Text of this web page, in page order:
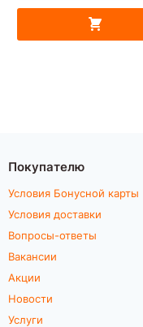
Покупателю
Условия Бонусной карты
Условия доставки
Вопросы-ответы
Вакансии
Акции
Новости
Услуги